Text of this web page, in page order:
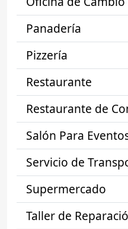
Panadería
Pizzería
Restaurante
Restaurante de
Salón Para
Servicio de
Supermercado
Taller de